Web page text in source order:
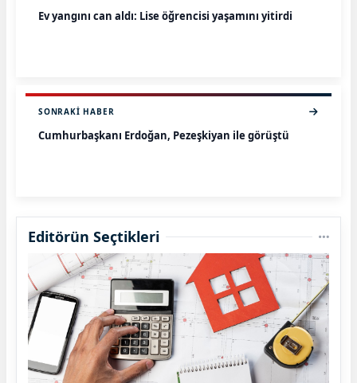
Ev yangını can aldı: Lise öğrencisi yaşamını yitirdi
SONRAKI HABER
Cumhurbaşkanı Erdoğan, Pezeşkiyan ile görüştü
Editörün Seçtikleri